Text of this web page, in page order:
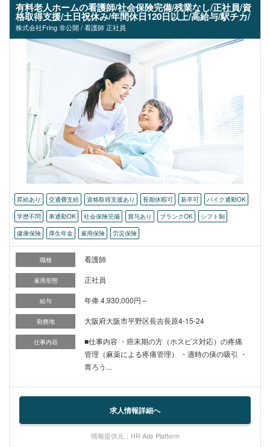
有料老人ホームの看護師/社会保険完備/残業なし/正社員/資
格取得支援/土日祝休み/年間休日120日以上/高給与/駅チカ/
株式会社Fring 非公開 / 看護師 正社員
昇給あり 交通費支給 資格取得支援あり 長期休暇可 新卒可
バイク通勤OK
学歴不問
車通勤OK 社会保険完備 賞与あり ブランクOK
シフト制
健康保険
厚生年金 雇用保険 労災保険
職種 看護師
雇用形態 正社員
給与 年俸 4,930,000円～
勤務地 大阪府大阪市平野区長吉長原4-15-24
仕事内容
■仕事内容 ・癌末期の方（ホスピス対応）の疼痛
管理（麻薬による疼痛管理） ・適時の痰の吸引 ・
胃ろう...
求人情報詳細へ
情報提供元：HR Ads Platform